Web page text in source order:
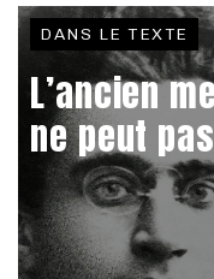
DANS LE TEXTE
L’ancien
ne peut